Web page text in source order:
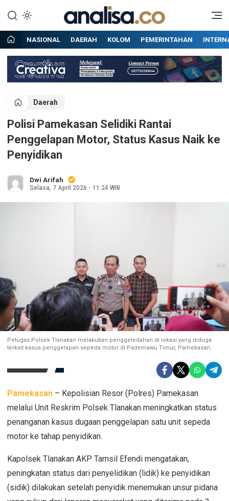
konten
Analisa
Situs berita online terpercaya
NASIONAL DAERAH KOLOM PEMERINTAHAN
Daerah
Polisi Pamekasan Selidiki Rantai
Penggelapan Motor, Status Kasus Naik ke
Penyidikan
Dwi Arifah
Selasa, 7 April 2026 - 11:24 WIB
Petugas Polsek Tlanakan melakukan penggeledahan di lokasi yang diduga
terkait kasus penggelapan sepeda motor di Pademawu Timur, Pamekasan.
Pamekasan – Kepolisian Resor (Polres) Pamekasan
melalui Unit Reskrim Polsek Tlanakan meningkatkan status
penanganan kasus dugaan penggelapan satu unit sepeda
motor ke tahap penyidikan.
Kapolsek Tlanakan AKP Tamsil Efendi mengatakan,
peningkatan status dari penyelidikan (lidik) ke penyidikan
(sidik) dilakukan setelah penyidik menemukan unsur pidana